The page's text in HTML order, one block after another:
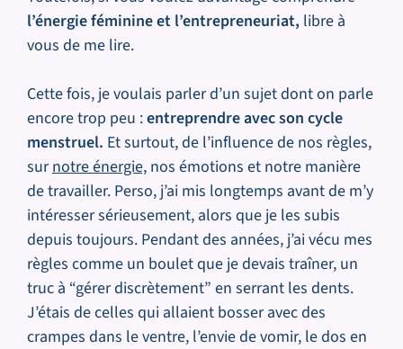
l’énergie féminine et l’entrepreneuriat, libre à
vous de me lire.
Cette fois, je voulais parler d’un sujet dont on parle
encore trop peu :entreprendre avec son cycle
menstruel. Et surtout, de l’influence de nos règles,
surnotre énergie, nos émotions et notre manière
de travailler. Perso, j’ai mis longtemps avant de m’y
intéresser sérieusement, alors que je les subis
depuis toujours. Pendant des années, j’ai vécu mes
règles comme un boulet que je devais traîner, un
truc à “gérer discrètement” en serrant les dents.
J’étais de celles qui allaient bosser avec des
crampes dans le ventre, l’envie de vomir, le dos en